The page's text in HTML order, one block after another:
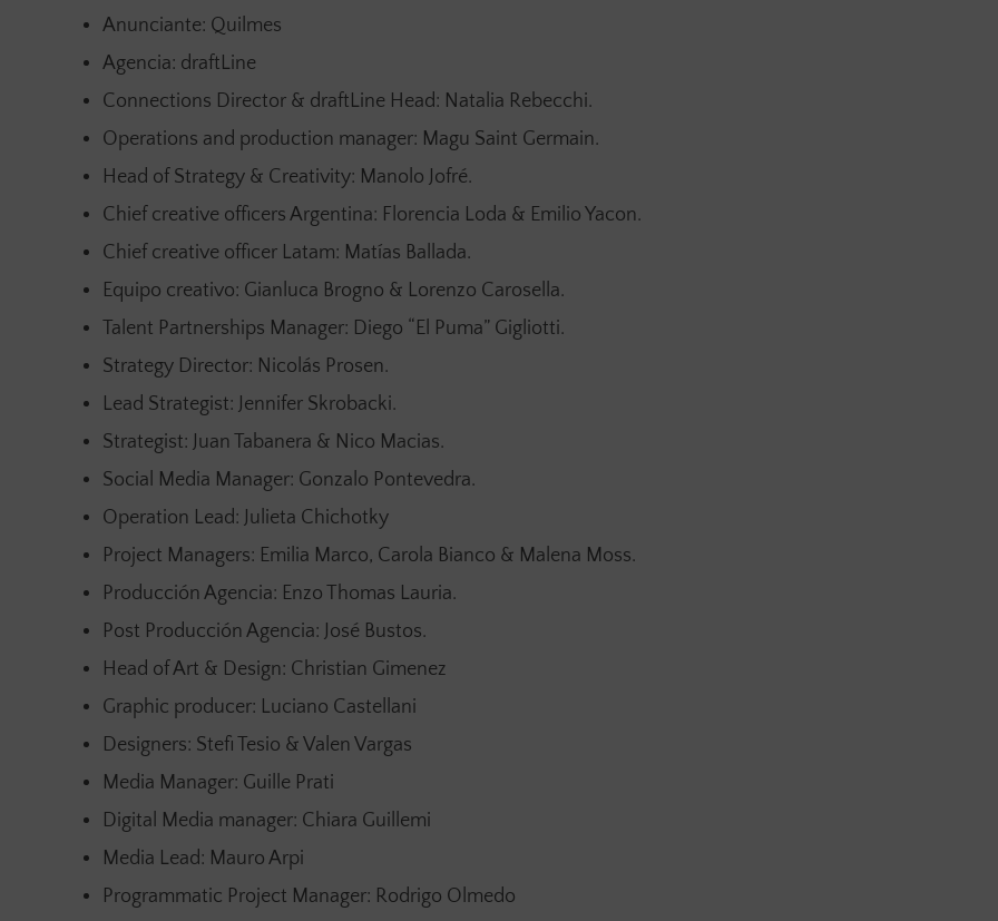
Anunciante: Quilmes
Agencia: draftLine
Connections Director & draftLine Head: Natalia Rebecchi.
Operations and production manager: Magu Saint Germain.
Head of Strategy & Creativity: Manolo Jofré.
Chief creative officers Argentina: Florencia Loda & Emilio Yacon.
Chief creative officer Latam: Matías Ballada.
Equipo creativo: Gianluca Brogno & Lorenzo Carosella.
Talent Partnerships Manager: Diego “El Puma” Gigliotti.
Strategy Director: Nicolás Prosen.
Lead Strategist: Jennifer Skrobacki.
Strategist: Juan Tabanera & Nico Macias.
Social Media Manager: Gonzalo Pontevedra.
Operation Lead: Julieta Chichotky
Project Managers: Emilia Marco, Carola Bianco & Malena Moss.
Producción Agencia: Enzo Thomas Lauria.
Post Producción Agencia: José Bustos.
Head of Art & Design: Christian Gimenez
Graphic producer: Luciano Castellani
Designers: Stefi Tesio & Valen Vargas
Media Manager: Guille Prati
Digital Media manager: Chiara Guillemi
Media Lead: Mauro Arpi
Programmatic Project Manager: Rodrigo Olmedo